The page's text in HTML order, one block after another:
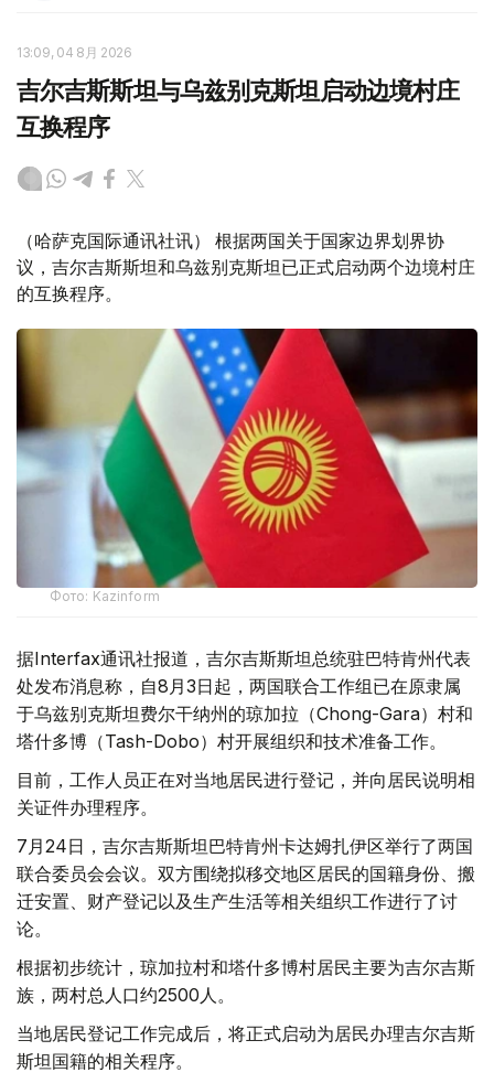
13:09, 04 8月 2026
吉尔吉斯斯坦与乌兹别克斯坦启动边境村庄
互换程序
（哈萨克国际通讯社讯） 根据两国关于国家边界划界协
议，吉尔吉斯斯坦和乌兹别克斯坦已正式启动两个边境村庄
的互换程序。
Фото: Kazinform
据Interfax通讯社报道，吉尔吉斯斯坦总统驻巴特肯州代表
处发布消息称，自8月3日起，两国联合工作组已在原隶属
于乌兹别克斯坦费尔干纳州的琼加拉（Chong-Gara）村和
塔什多博（Tash-Dobo）村开展组织和技术准备工作。
目前，工作人员正在对当地居民进行登记，并向居民说明相
关证件办理程序。
7月24日，吉尔吉斯斯坦巴特肯州卡达姆扎伊区举行了两国
联合委员会会议。双方围绕拟移交地区居民的国籍身份、搬
迁安置、财产登记以及生产生活等相关组织工作进行了讨
论。
根据初步统计，琼加拉村和塔什多博村居民主要为吉尔吉斯
族，两村总人口约2500人。
当地居民登记工作完成后，将正式启动为居民办理吉尔吉斯
斯坦国籍的相关程序。